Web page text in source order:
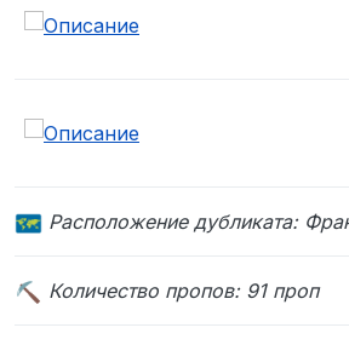
Расположение дубликата:
Количество пропов: 91 проп